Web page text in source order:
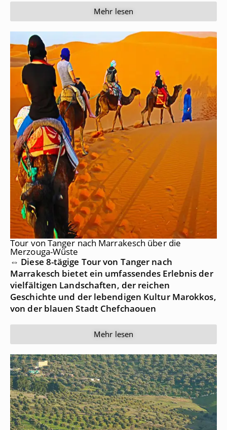
Mehr lesen
Tour von Tanger nach Marrakesch über die
Merzouga-Wüste
⇔ Diese 8-tägige Tour von Tanger nach
Marrakesch bietet ein umfassendes Erlebnis der
vielfältigen Landschaften, der reichen
Geschichte und der lebendigen Kultur Marokkos,
von der blauen Stadt Chefchaouen
Mehr lesen